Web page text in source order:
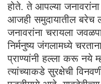
होते. ते आपल्या
आजही समुदायातील
जनावरांना चरायला
निर्मनुष्य जंगलामध्ये
प्राण्यांनी हल्ला करू नये
त्यांच्याकडे सुरक्षेची